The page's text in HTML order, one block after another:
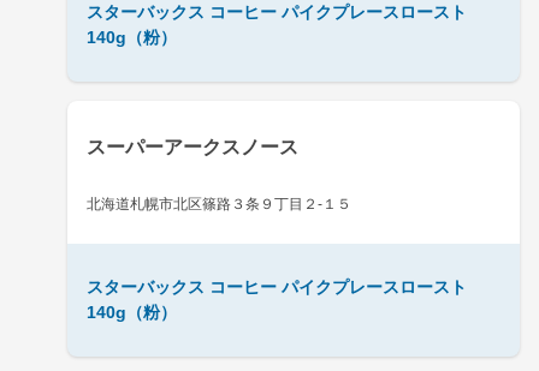
スターバックス コーヒー パイクプレースロースト
140g（粉）
スーパーアークスノース
北海道札幌市北区篠路３条９丁目２-１５
スターバックス コーヒー パイクプレースロースト
140g（粉）